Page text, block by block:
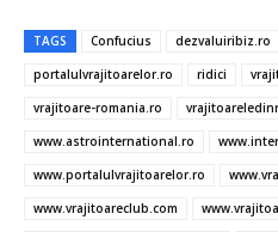
e
b
o
o
k
it
te
r
ai
l
er
es
t
at
s
p
p
TAGS Confucius dezvaluiribiz.ro
portalulvrajitoarelor.ro
ridici
vrajitoare-romania.ro
www.astrointernational.ro
www.portalulvrajitoarelor.ro
www.vrajitoareclub.com